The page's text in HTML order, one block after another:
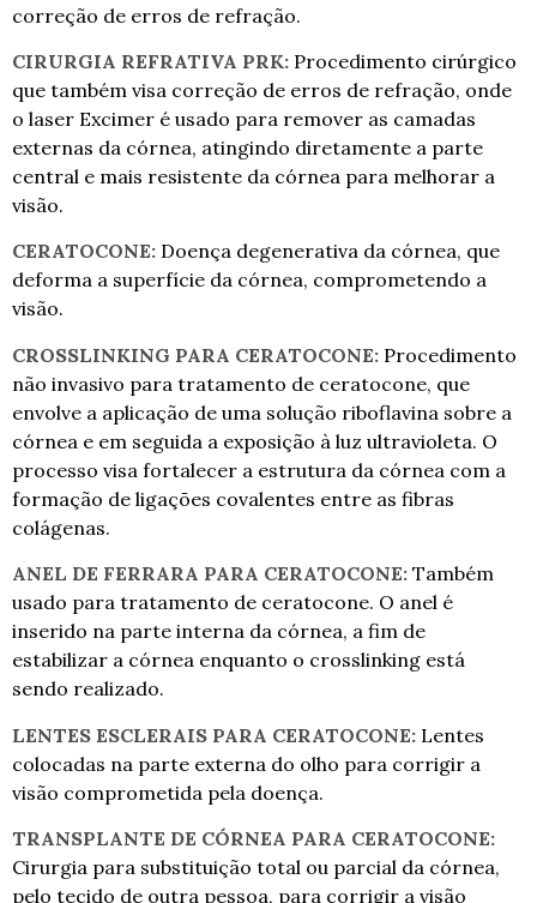
correção de erros de refração.
CIRURGIA REFRATIVA PRK: Procedimento cirúrgico
que também visa correção de erros de refração, onde
o laser Excimer é usado para remover as camadas
externas da córnea, atingindo diretamente a parte
central e mais resistente da córnea para melhorar a
visão.
CERATOCONE: Doença degenerativa da córnea, que
deforma a superfície da córnea, comprometendo a
visão.
CROSSLINKING PARA CERATOCONE: Procedimento
não invasivo para tratamento de ceratocone, que
envolve a aplicação de uma solução riboflavina sobre a
córnea e em seguida a exposição à luz ultravioleta. O
processo visa fortalecer a estrutura da córnea com a
formação de ligações covalentes entre as fibras
colágenas.
ANEL DE FERRARA PARA CERATOCONE: Também
usado para tratamento de ceratocone. O anel é
inserido na parte interna da córnea, a fim de
estabilizar a córnea enquanto o crosslinking está
sendo realizado.
LENTES ESCLERAIS PARA CERATOCONE: Lentes
colocadas na parte externa do olho para corrigir a
visão comprometida pela doença.
TRANSPLANTE DE CÓRNEA PARA CERATOCONE:
Cirurgia para substituição total ou parcial da córnea,
pelo tecido de outra pessoa, para corrigir a visão